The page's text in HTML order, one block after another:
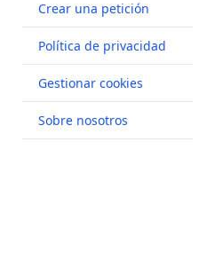
Crear una petición
Política de privacidad
Gestionar cookies
Sobre nosotros